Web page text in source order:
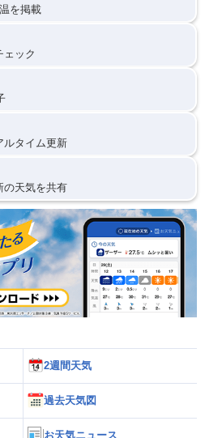
を掲載
ェック
ルタイム更新
の天気を共有
2週間天気
過去天気図
お天気ニュース